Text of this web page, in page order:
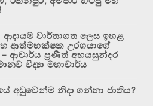
ආදායම වාර්තාගත ලෙස ඉහළ
ආත්මභක්ෂක උරගයාගේ
ආචාර්ය ප්‍රණීත් අභයසුන්දර
විද්‍යා මහාචාර්ය
අඩුවෙන්ම නිදා ගන්නා ජාතිය?